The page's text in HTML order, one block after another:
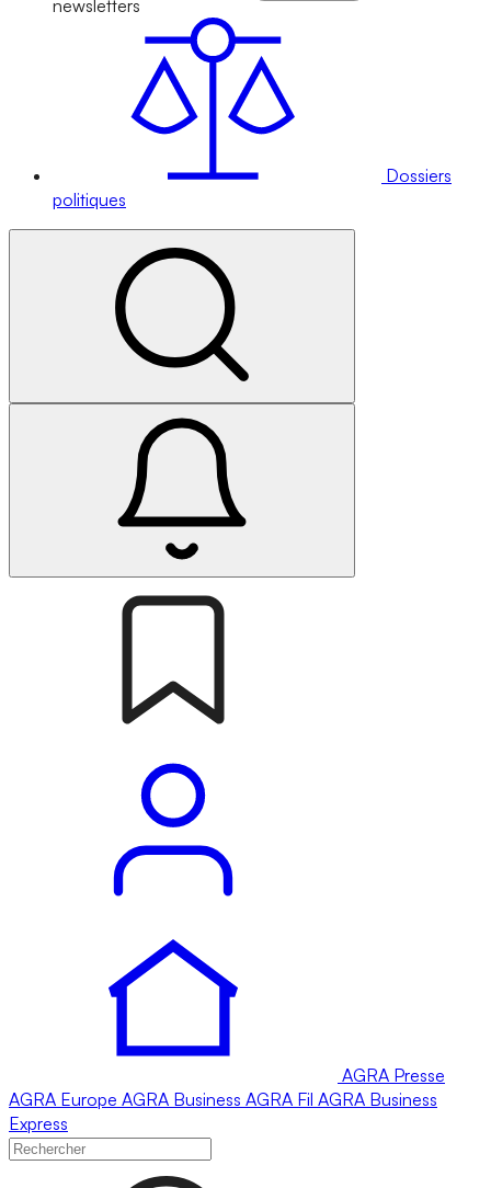
newsletters
Dossiers
politiques
AGRA Presse
AGRA Europe AGRA Business AGRA Fil AGRA Business
Express